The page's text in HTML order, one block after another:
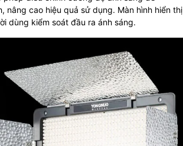
nâng caohiệu quả sử dụng. Mànhình hiển thị
dùng kiểm soát đầu ra ánh sáng.